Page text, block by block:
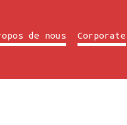
de nous Corporate